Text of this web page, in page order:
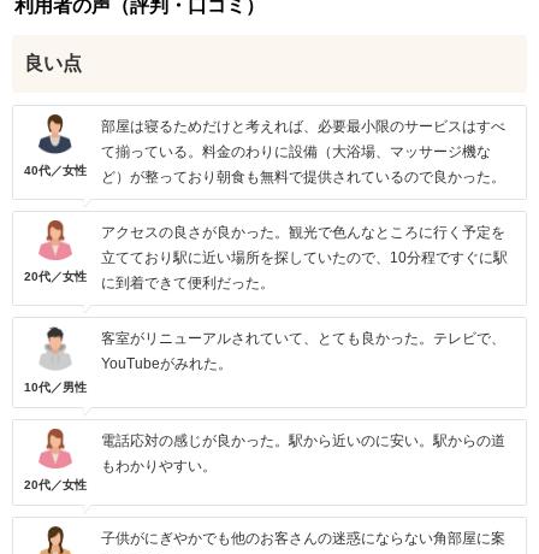
利用者の声（評判・口コミ）
良い点
40代／女性
部屋は寝るためだけと考えれば、必要最小限のサービスはすべ
て揃っている。料金のわりに設備（大浴場、マッサージ機な
ど）が整っており朝食も無料で提供されているので良かった。
20代／女性
アクセスの良さが良かった。観光で色んなところに行く予定を
立てており駅に近い場所を探していたので、10分程ですぐに駅
に到着できて便利だった。
10代／男性
客室がリニューアルされていて、とても良かった。テレビで、
YouTubeがみれた。
20代／女性
電話応対の感じが良かった。駅から近いのに安い。駅からの道
もわかりやすい。
子供がにぎやかでも他のお客さんの迷惑にならない角部屋に案